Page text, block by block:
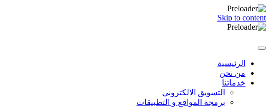
Skip to content
الرئيسية
من نحن
خدماتنا
التسويق الالكتروني
برمجة المواقع و التطبيقات